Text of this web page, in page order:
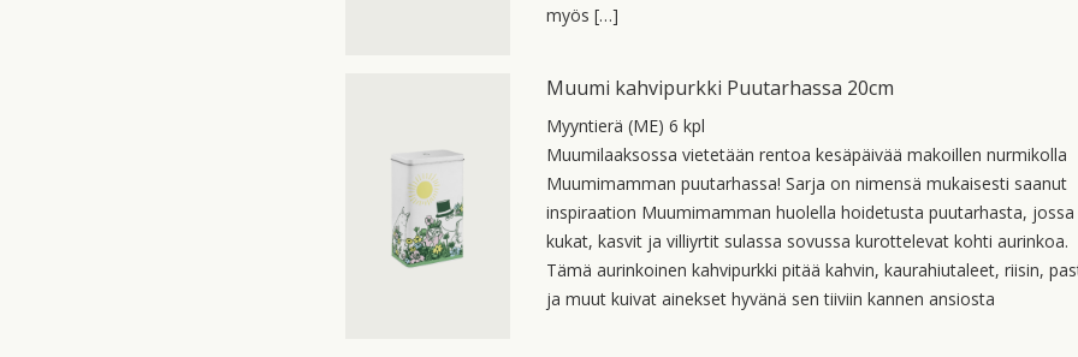
myös […]
Muumi kahvipurkki Puutarhassa 20cm
Myyntierä (ME) 6 kpl
Muumilaaksossa vietetään rentoa kesäpäivää makoillen nurmikolla
Muumimamman puutarhassa! Sarja on nimensä mukaisesti saanut
inspiraation Muumimamman huolella hoidetusta puutarhasta, jossa
kukat, kasvit ja villiyrtit sulassa sovussa kurottelevat kohti aurinkoa.
Tämä aurinkoinen kahvipurkki pitää kahvin, kaurahiutaleet, riisin,
ja muut kuivat ainekset hyvänä sen tiiviin kannen ansiosta